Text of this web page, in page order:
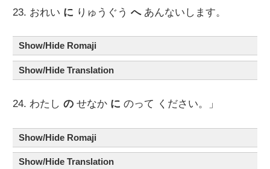
23. おれい に りゅうぐうへあんないします。
Show/Hide Romaji
Show/Hide Translation
24. わたしの せなか に のって ください。」
Show/Hide Romaji
Show/Hide Translation